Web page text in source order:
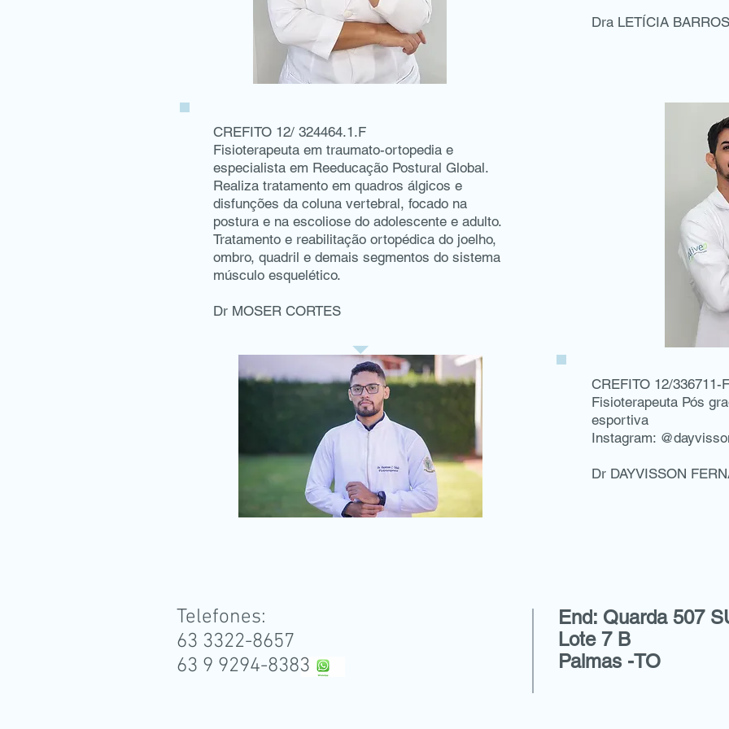
Dra LETÍCIA
CREFITO 12/ 324464.1.F
Fisioterapeuta em traumato-ortopedia e
especialista em Reeducação Postural Global.
Realiza tratamento em quadros álgicos e
disfunções da coluna vertebral, focado na
postura e na escoliose do adolescente e adulto.
Tratamento e reabilitação ortopédica do joelho,
ombro, quadril e demais segmentos do sistema
músculo esquelético.
Dr MOSER CORTES
CREFITO 12/336711-
Fisioterapeuta Pós
esportiva
Instagram:
Dr DAYVISSON
End: Quarda 507
Lote 7 B
Palmas -TO
Telefones:
63 3322-8657
63 9 9294-8383